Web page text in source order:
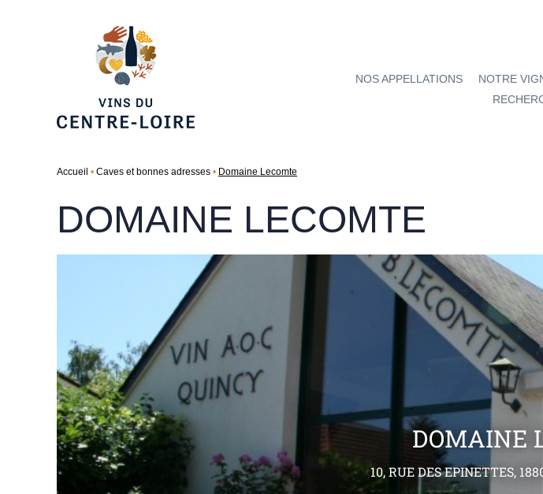
NOS APPELLATIONS NOTRE
Accueil Caves et bonnes adresses Domaine Lecomte
DOMAINE LECOMTE
DOMAINE
10, RUE DES EPINETTES,